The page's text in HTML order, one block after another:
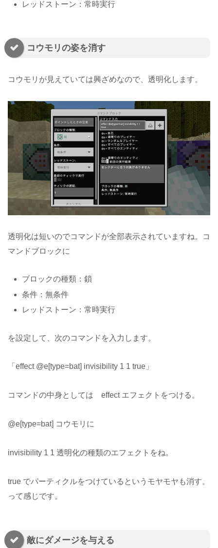
レッドストーン：常時実行
コウモリの姿を消す
コウモリが見えていては興ざめなので、透明化します。
透明化は短いのでコマンドが全部表示されていますね。コ
マンドブロックに
ブロックの種類：鎖
条件：無条件
レッドストーン：常時実行
を設定して、次のコマンドを入力します。
「effect @e[type=bat] invisibility 1 1 true」
コマンドの中身としては effect エフェクトをつける。
@e[type=bat] コウモリに
invisibility 1 1 透明化の種類のエフェクトをね。
true でパーティクルをつけているというモヤモヤも消す。
って感じです。
敵にダメージを与える